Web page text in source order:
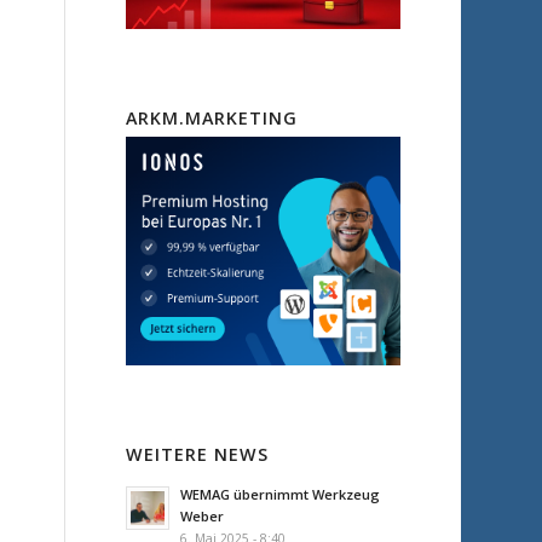
ARKM.MARKETING
WEITERE NEWS
WEMAG übernimmt Werkzeug
Weber
6. Mai 2025 - 8:40